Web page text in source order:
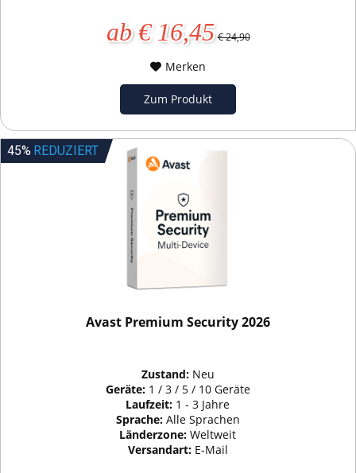
ab € 16,45 € 24,90
Merken
Zum Produkt
45% REDUZIERT
Avast Premium Security 2026
Zustand: Neu
Geräte: 1 / 3 / 5 / 10 Geräte
Laufzeit: 1 - 3 Jahre
Sprache: Alle Sprachen
Länderzone:Weltweit
Versandart: E-Mail